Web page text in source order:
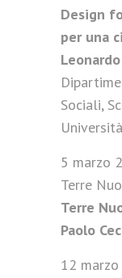
Design
per una
Sociali,
5 marzo
Terre
Terre
Paolo
12